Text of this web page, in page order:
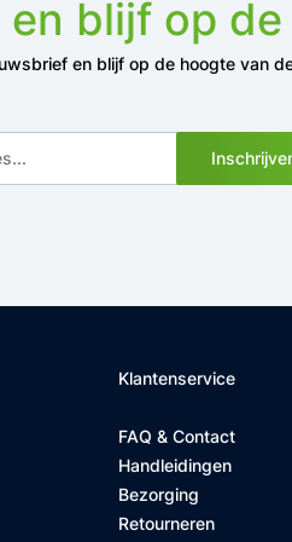
en blijf op
en blijf op de hoogte van
Klantenservice
FAQ & Contact
Handleidingen
Bezorging
Retourneren